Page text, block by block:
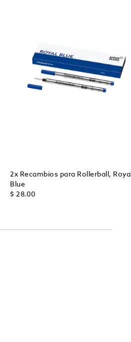
2x Recambios para Rollerball, Royal
Blue
$ 28.00